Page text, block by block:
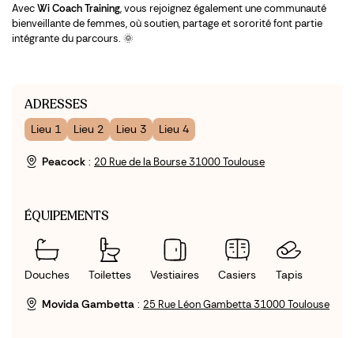
AvecWi Coach Training, vous rejoignez également une communauté
bienveillante de femmes, où soutien, partage et sororité font partie
intégrante du parcours. 🌞
ADRESSES
Lieu 1 Lieu 2 Lieu 3 Lieu 4
Peacock : 20 Rue de la Bourse 31000 Toulouse
ÉQUIPEMENTS
Douches Toilettes Vestiaires Casiers Tapis
Movida Gambetta : 25 Rue Léon Gambetta 31000 Toulouse